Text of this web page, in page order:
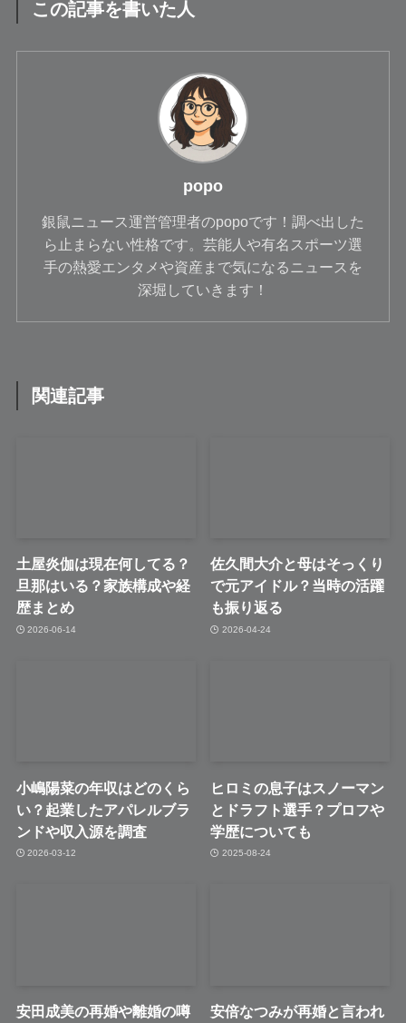
この記事を書いた人
popo
銀鼠ニュース運営管理者のpopoです！調べ出した
ら止まらない性格です。芸能人や有名スポーツ選
手の熱愛エンタメや資産まで気になるニュースを
深堀していきます！
関連記事
土屋炎伽は現在何してる？
旦那はいる？家族構成や経
歴まとめ
2026-06-14
佐久間大介と母はそっくり
で元アイドル？当時の活躍
も振り返る
2026-04-24
小嶋陽菜の年収はどのくら
い？起業したアパレルブラ
ンドや収入源を調査
2026-03-12
ヒロミの息子はスノーマン
とドラフト選手？プロフや
学歴についても
2025-08-24
安田成美の再婚や離婚の噂
安倍なつみが再婚と言われ